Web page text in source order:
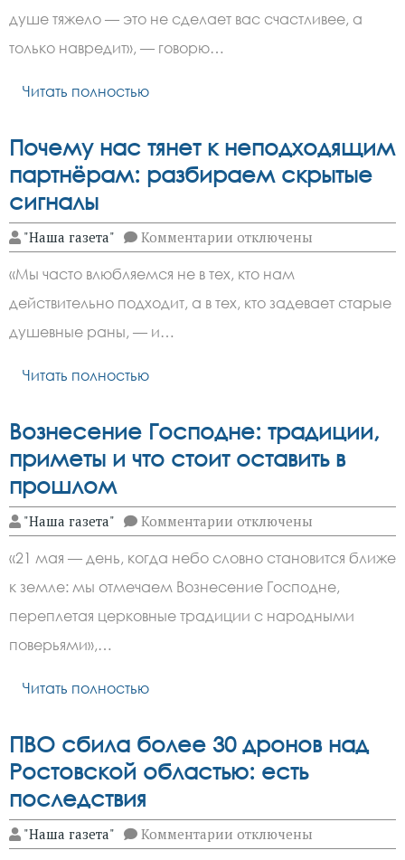
себя
улыбаться:
душе тяжело — это не сделает вас счастливее, а
только навредит», — говорю…
Читать полностью
Почему нас тянет к неподходящим
партнёрам: разбираем скрытые
сигналы
"Наша газета" Комментарии к
записи
нас
тянет
к
отключены
«Мы часто влюбляемся не в тех, кто нам
действительно подходит, а в тех, кто задевает старые
душевные раны, — и…
Читать полностью
Вознесение Господне: традиции,
приметы и что стоит оставить в
прошлом
"Наша газета" Комментарии к
записи
Господне:
традиции,
приметы
и
что
отключены
«21 мая — день, когда небо словно становится ближе
к земле: мы отмечаем Вознесение Господне,
переплетая церковные традиции с народными
поверьями»,…
Читать полностью
ПВО сбила более 30 дронов над
Ростовской областью: есть
последствия
"Наша газета" Комментарии к
записи
отключены